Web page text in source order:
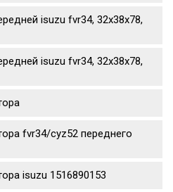
isuzu fvr34, 32x38x78,
isuzu fvr34, 32x38x78,
fvr34/cyz52 переднего
isuzu 1516890153